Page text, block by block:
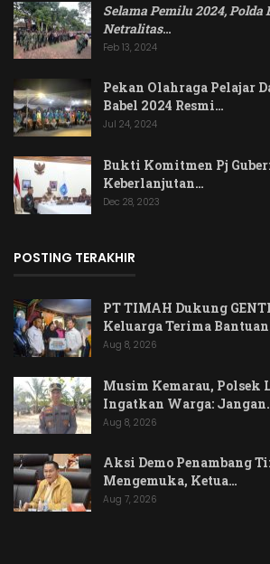
Selama Pemilu 2024,
Netralitas…
Feb 13, 2024
Pekan Olahraga Pelajar
Babel 2024 Resmi…
Jul 24, 2024
Bukti Komitmen Pj
Keberlanjutan…
Dec 28, 2023
POSTING TERAKHIR
PT TIMAH Dukung
Keluarga Terima
Aug 8, 2026
Musim Kemarau, Polsek
Ingatkan Warga:
Aug 8, 2026
Aksi Demo Penambang
Mengemuka, Ketua…
Aug 7, 2026